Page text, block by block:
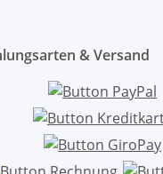
& Versand